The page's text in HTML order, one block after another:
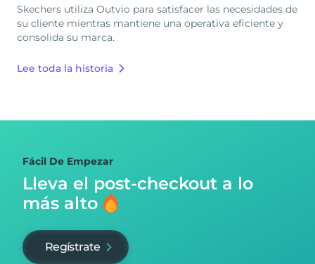
Skechers utiliza Outvio para satisfacer las necesidades de
su cliente mientras mantiene una operativa eficiente y
consolida su marca.
Lee toda la historia
Fácil De Empezar
Lleva el post-checkout a lo
más alto
Regístrate